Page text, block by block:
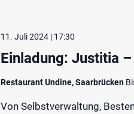
Einladung: Justitia
11. Juli 2024 | 17:30
Restaurant Undine, Saarbrücken
Von Selbstverwaltung,